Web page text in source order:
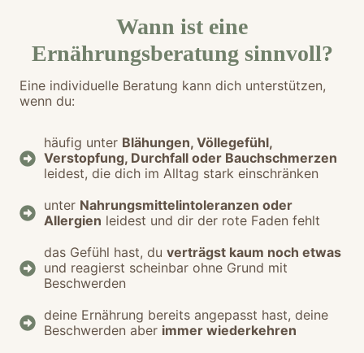
Wann ist eine
Ernährungsberatung sinnvoll?
Eine individuelle Beratung kann dich unterstützen,
wenn du:
häufig unter Blähungen, Völlegefühl,
Verstopfung, Durchfall oder Bauchschmerzen
leidest, die dich im Alltag stark einschränken
unter Nahrungsmittelintoleranzen oder
Allergien leidest und dir der rote Faden fehlt
das Gefühl hast, du verträgst kaum noch etwas
und reagierst scheinbar ohne Grund mit
Beschwerden
deine Ernährung bereits angepasst hast, deine
Beschwerden aber immer wiederkehren